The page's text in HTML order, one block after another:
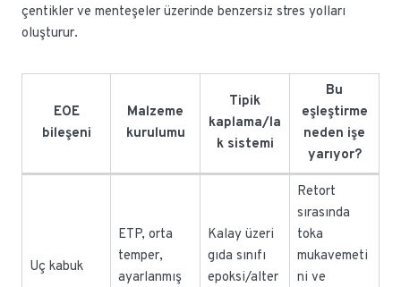
çentikler ve menteşeler üzerinde benzersiz stres yolları
oluşturur.
EOE
bileşeni
Malzeme
kurulumu
Tipik
kaplama/la
k sistemi
Bu
eşleştirme
neden işe
yarıyor?
Uç kabuk
ETP, orta
temper,
ayarlanmış
Kalay üzeri
gıda sınıfı
epoksi/alter
Retort
sırasında
toka
mukavemeti
ni ve